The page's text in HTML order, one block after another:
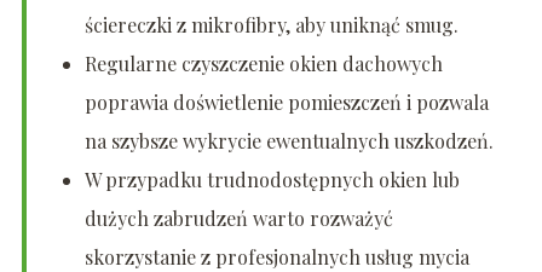
ściereczki z mikrofibry, aby uniknąć smug.
Regularne czyszczenie okien dachowych
poprawia doświetlenie pomieszczeń i pozwala
na szybsze wykrycie ewentualnych uszkodzeń.
W przypadku trudnodostępnych okien lub
dużych zabrudzeń warto rozważyć
skorzystanie z profesjonalnych usług mycia